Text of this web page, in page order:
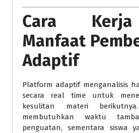
Cara
Manfaat
Adaptif
Platform adaptif menganalisis
secara real time untuk
kesulitan materi
membutuhkan waktu
penguatan, sementara siswa